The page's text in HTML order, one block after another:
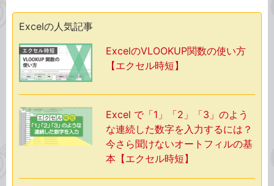
Excelの人気記事
ExcelのVLOOKUP関数の使い方
【エクセル時短】
Excel で「1」「2」「3」のよう
な連続した数字を入力するには？
今さら聞けないオートフィルの基
本【エクセル時短】